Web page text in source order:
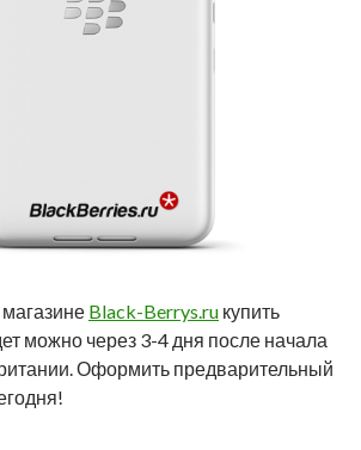
Black-Berrys.ru купить
можно через 3-4 дня после начала
Оформить предварительный